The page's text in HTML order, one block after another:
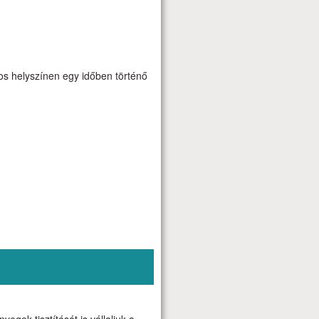
helyszínen egy időben történő